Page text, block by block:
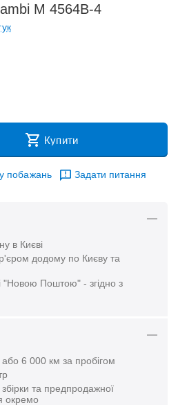
M 4564B-4
Купити
побажань Задати питання
в Києві
додому по Києву та
"Новою Поштою" - згідно з
6 000 км за пробігом
та предпродажної
окремо